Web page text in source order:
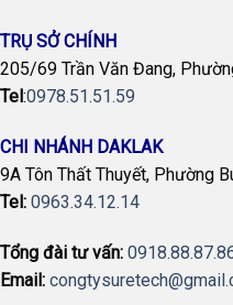
TRỤ SỞ CHÍNH
205/69 Trần Văn Đang,
Tel :0978.51.51.59
CHI NHÁNH DAKLAK
9A Tôn Thất Thuyết, Phường
Tel: 0963.34.12.14
Tổng đài tư vấn:
Email: